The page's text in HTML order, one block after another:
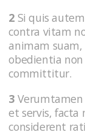
2 Si quis
contra vitam
animam
obedientia
committitur.
3
et servis, facta
considerent